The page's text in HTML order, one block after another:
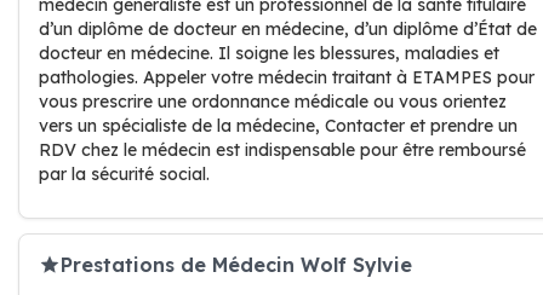
médecin généraliste est un professionnel de la santé titulaire
d’un diplôme de docteur en médecine, d’un diplôme d’État de
docteur en médecine. Il soigne les blessures, maladies et
pathologies. Appeler votre médecin traitant à ETAMPES pour
vous prescrire une ordonnance médicale ou vous orientez
vers un spécialiste de la médecine, Contacter et prendre un
RDV chez le médecin est indispensable pour être remboursé
par la sécurité social.
Prestations de Médecin Wolf Sylvie